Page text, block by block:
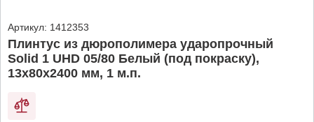
Артикул: 1412353
Плинтус из дюрополимера ударопрочный
Solid 1 UHD 05/80 Белый (под покраску),
13х80х2400 мм, 1 м.п.